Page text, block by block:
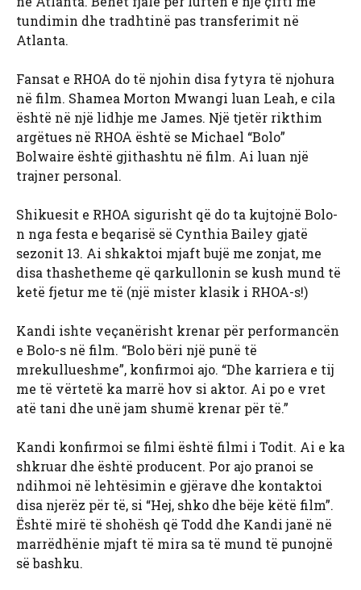
tundimin dhe tradhtinë pas transferimit në
Atlanta.
Fansat e RHOA do të njohin disa fytyra të njohura
në film. Shamea Morton Mwangi luan Leah, e cila
është në një lidhje me James. Një tjetër rikthim
argëtues në RHOA është se Michael “Bolo”
Bolwaire është gjithashtu në film. Ai luan një
trajner personal.
Shikuesit e RHOA sigurisht që do ta kujtojnë Bolo-
n nga festa e beqarisë së Cynthia Bailey gjatë
sezonit 13. Ai shkaktoi mjaft bujë me zonjat, me
disa thashetheme që qarkullonin se kush mund të
ketë fjetur me të (një mister klasik i RHOA-s!)
Kandi ishte veçanërisht krenar për performancën
e Bolo-s në film. “Bolo bëri një punë të
mrekullueshme”, konfirmoi ajo. “Dhe karriera e tij
me të vërtetë ka marrë hov si aktor. Ai po e vret
atë tani dhe unë jam shumë krenar për të.”
Kandi konfirmoi se filmi është filmi i Todit. Ai e ka
shkruar dhe është producent. Por ajo pranoi se
ndihmoi në lehtësimin e gjërave dhe kontaktoi
disa njerëz për të, si “Hej, shko dhe bëje këtë film”.
Është mirë të shohësh që Todd dhe Kandi janë në
marrëdhënie mjaft të mira sa të mund të punojnë
së bashku.